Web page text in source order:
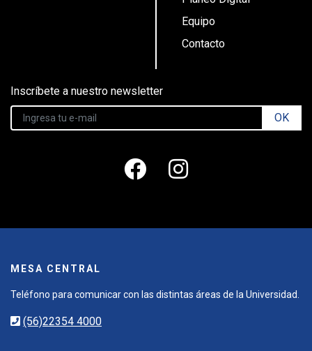
Equipo
Contacto
Inscríbete a nuestro newsletter
OK
MESA CENTRAL
Teléfono para comunicar con las distintas áreas de la Universidad.
(56)22354 4000